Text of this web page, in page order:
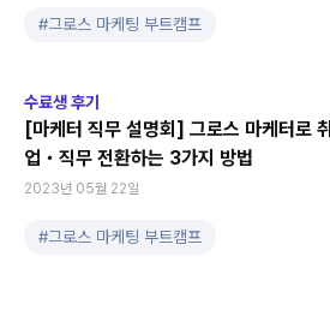
#그로스 마케팅 부트캠프
수료생 후기
[마케터 직무 설명회] 그로스 마케터로 취
업・직무 전환하는 3가지 방법
2023년 05월 22일
#그로스 마케팅 부트캠프